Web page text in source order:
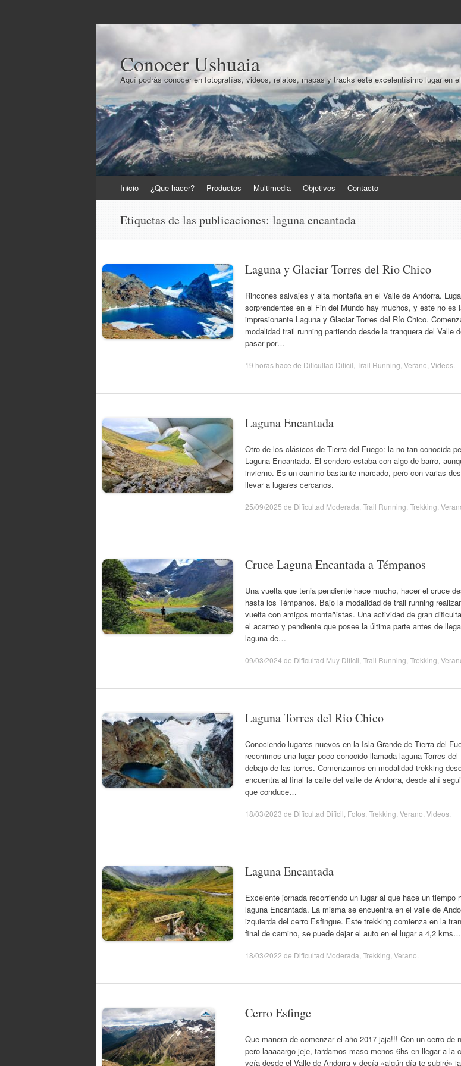
Conocer Ushuaia
Aquí podrás conocer en fotografías, videos, relatos, mapas y tracks este excelentísimo lugar en
al
Inicio ¿Que hacer? Productos Multimedia Objetivos Contacto
Etiquetas de las publicaciones: laguna encantada
Laguna y Glaciar Torres del Rio Chico
Rincones salvajes y alta montaña en el Valle de Andorra.
sorprendentes en el Fin del Mundo hay muchos, y este no es
impresionante Laguna y Glaciar Torres del Río Chico.
modalidad trail running partiendo desde la tranquera del Valle
pasar por…
19 horas hace de Dificultad Dificil Trail Running Verano Videos
Laguna Encantada
Otro de los clásicos de Tierra del Fuego: la no tan conocida
Laguna Encantada. El sendero estaba con algo de barro,
invierno. Es un camino bastante marcado, pero con varias
llevar a lugares cercanos.
25/09/2025 de Dificultad Moderada Trail Running Trekking
Cruce Laguna Encantada a Témpanos
Una vuelta que tenia pendiente hace mucho, hacer el cruce
hasta los Témpanos. Bajo la modalidad de trail running
vuelta con amigos montañistas. Una actividad de gran
el acarreo y pendiente que posee la última parte antes de
laguna de…
09/03/2024 de Dificultad Muy Dificil Trail Running Trekking
Laguna Torres del Rio Chico
Conociendo lugares nuevos en la Isla Grande de Tierra del
recorrimos una lugar poco conocido llamada laguna Torres
debajo de las torres. Comenzamos en modalidad trekking
encuentra al final la calle del valle de Andorra, desde ahí
que conduce…
18/03/2023 de Dificultad Dificil Fotos Trekking Verano Videos
Laguna Encantada
Excelente jornada recorriendo un lugar al que hace un
laguna Encantada. La misma se encuentra en el valle de
izquierda del cerro Esfingue. Este trekking comienza en la
final de camino, se puede dejar el auto en el lugar a 4,2 kms…
18/03/2022 de Dificultad Moderada Trekking Verano
Cerro Esfinge
Que manera de comenzar el año 2017 jaja!!! Con un cerro de
pero laaaaargo jeje, tardamos maso menos 6hs en llegar a la
veía desde el Valle de Andorra y decía «algún día te subiré»